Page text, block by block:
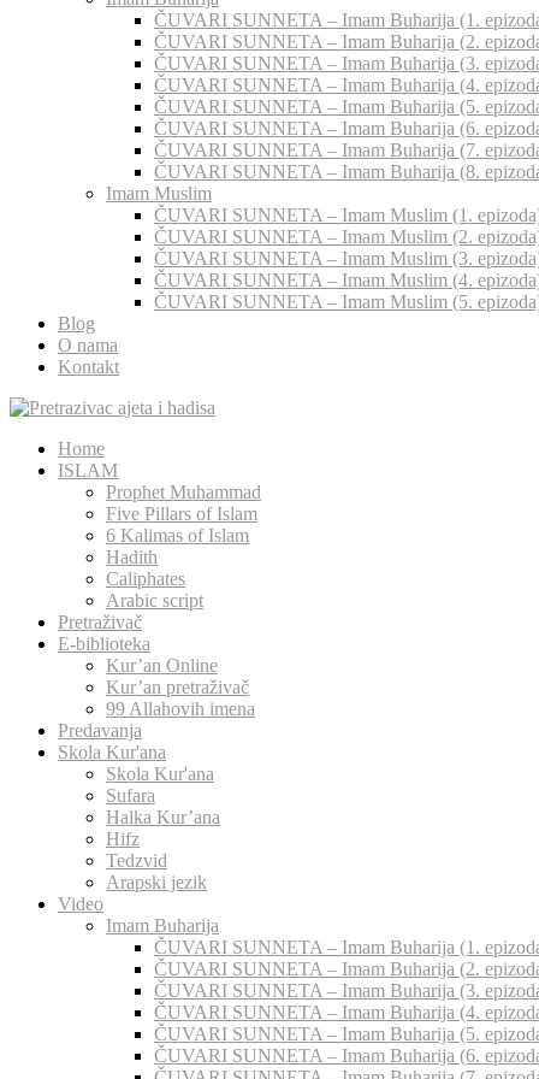
ČUVARI SUNNETA – Imam Buharija (1.
ČUVARI SUNNETA – Imam Buharija (2.
ČUVARI SUNNETA – Imam Buharija (3.
ČUVARI SUNNETA – Imam Buharija (4.
ČUVARI SUNNETA – Imam Buharija (5.
ČUVARI SUNNETA – Imam Buharija (6.
ČUVARI SUNNETA – Imam Buharija (7.
ČUVARI SUNNETA – Imam Buharija (8.
Imam Muslim
ČUVARI SUNNETA – Imam Muslim (1.
ČUVARI SUNNETA – Imam Muslim (2.
ČUVARI SUNNETA – Imam Muslim (3.
ČUVARI SUNNETA – Imam Muslim (4.
ČUVARI SUNNETA – Imam Muslim (5.
Blog
O nama
Kontakt
Home
ISLAM
Prophet Muhammad
Five Pillars of Islam
6 Kalimas of Islam
Hadith
Caliphates
Arabic script
Pretraživač
E-biblioteka
Kur’an Online
Kur’an pretraživač
99 Allahovih imena
Predavanja
Skola Kur'ana
Skola Kur'ana
Sufara
Halka Kur’ana
Hifz
Tedzvid
Arapski jezik
Video
Imam Buharija
ČUVARI SUNNETA – Imam Buharija (1.
ČUVARI SUNNETA – Imam Buharija (2.
ČUVARI SUNNETA – Imam Buharija (3.
ČUVARI SUNNETA – Imam Buharija (4.
ČUVARI SUNNETA – Imam Buharija (5.
ČUVARI SUNNETA – Imam Buharija (6.